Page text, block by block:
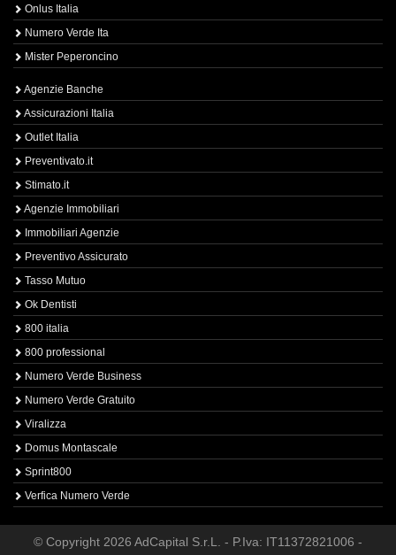
Onlus Italia
Numero Verde Ita
Mister Peperoncino
Agenzie Banche
Assicurazioni Italia
Outlet Italia
Preventivato.it
Stimato.it
Agenzie Immobiliari
Immobiliari Agenzie
Preventivo Assicurato
Tasso Mutuo
Ok Dentisti
800 italia
800 professional
Numero Verde Business
Numero Verde Gratuito
Viralizza
Domus Montascale
Sprint800
Verfica Numero Verde
© Copyright 2026 AdCapital S.r.L. - P.Iva: IT11372821006 -